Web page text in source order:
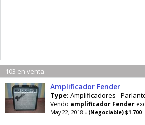
103 en venta
Amplificador Fender
Type: Amplificadores -
Vendo amplificador Fender
May 22, 2018 - (Negociable) $1.700